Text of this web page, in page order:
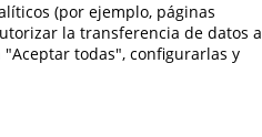
(por ejemplo, páginas
la transferencia de datos a
todas", configurarlas y